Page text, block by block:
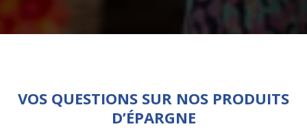
VOS QUESTIONS SUR NOS PRODUITS
D’ÉPARGNE